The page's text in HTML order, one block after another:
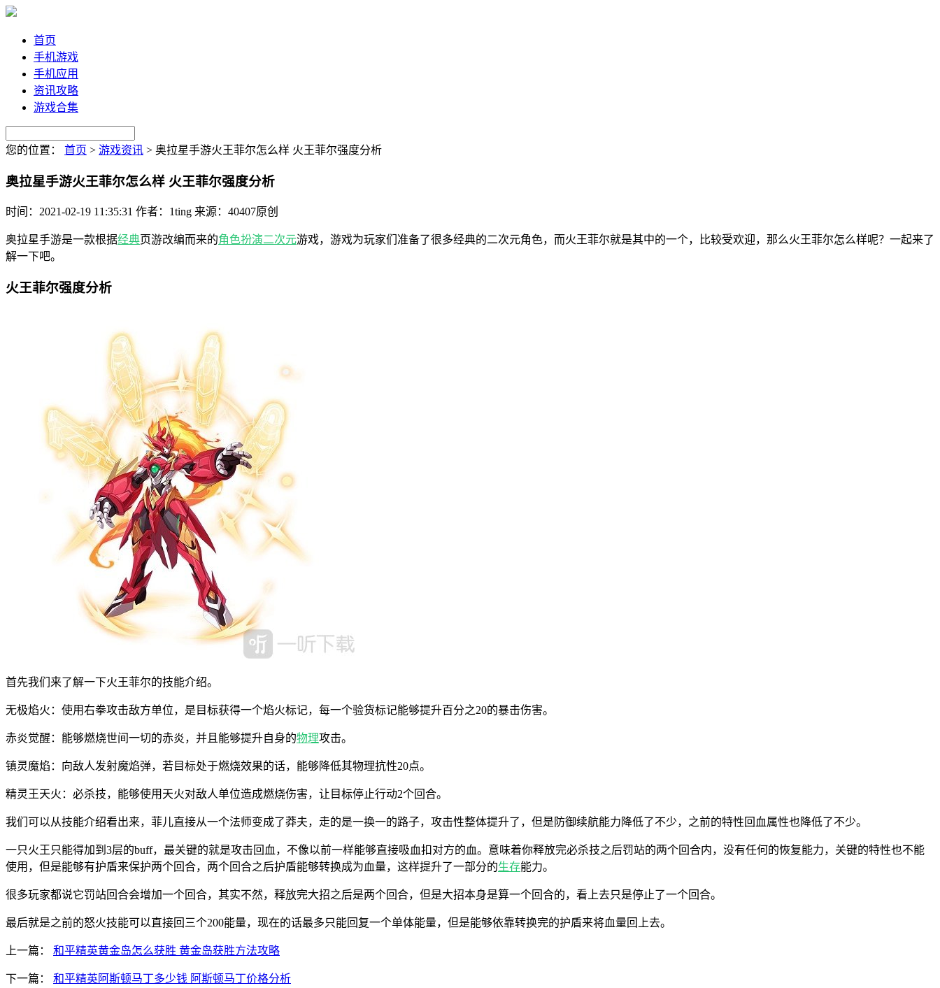
首页
手机游戏
手机应用
资讯攻略
游戏合集
您的位置： 首页 > 游戏资讯 > 奥拉星手游火王菲尔怎么样 火王菲尔强度分析
奥拉星手游火王菲尔怎么样 火王菲尔强度分析
时间：2021-02-19 11:35:31 作者：1ting 来源：40407原创
奥拉星手游是一款根据经典页游改编而来的角色扮演二次元游戏，游戏为玩家们准备了很多经典的二次元角色，而火王菲尔就是其中的一个，比较受欢迎，那么火王菲尔怎么样呢？一起来了
解一下吧。
火王菲尔强度分析
首先我们来了解一下火王菲尔的技能介绍。
无极焰火：使用右拳攻击敌方单位，是目标获得一个焰火标记，每一个验货标记能够提升百分之20的暴击伤害。
赤炎觉醒：能够燃烧世间一切的赤炎，并且能够提升自身的物理攻击。
镇灵魔焰：向敌人发射魔焰弹，若目标处于燃烧效果的话，能够降低其物理抗性20点。
精灵王天火：必杀技，能够使用天火对敌人单位造成燃烧伤害，让目标停止行动2个回合。
我们可以从技能介绍看出来，菲儿直接从一个法师变成了莽夫，走的是一换一的路子，攻击性整体提升了，但是防御续航能力降低了不少，之前的特性回血属性也降低了不少。
一只火王只能得加到3层的buff，最关键的就是攻击回血，不像以前一样能够直接吸血扣对方的血。意味着你释放完必杀技之后罚站的两个回合内，没有任何的恢复能力，关键的特性也不能
使用，但是能够有护盾来保护两个回合，两个回合之后护盾能够转换成为血量，这样提升了一部分的生存能力。
很多玩家都说它罚站回合会增加一个回合，其实不然，释放完大招之后是两个回合，但是大招本身是算一个回合的，看上去只是停止了一个回合。
最后就是之前的怒火技能可以直接回三个200能量，现在的话最多只能回复一个单体能量，但是能够依靠转换完的护盾来将血量回上去。
上一篇： 和平精英黄金岛怎么获胜 黄金岛获胜方法攻略
下一篇： 和平精英阿斯顿马丁多少钱 阿斯顿马丁价格分析